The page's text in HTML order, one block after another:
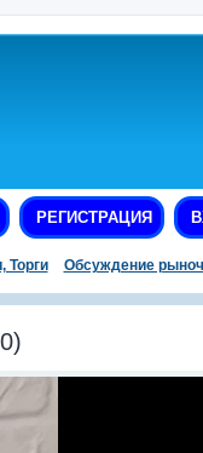
РЕГИСТРАЦИЯ
Торги Обсуждение